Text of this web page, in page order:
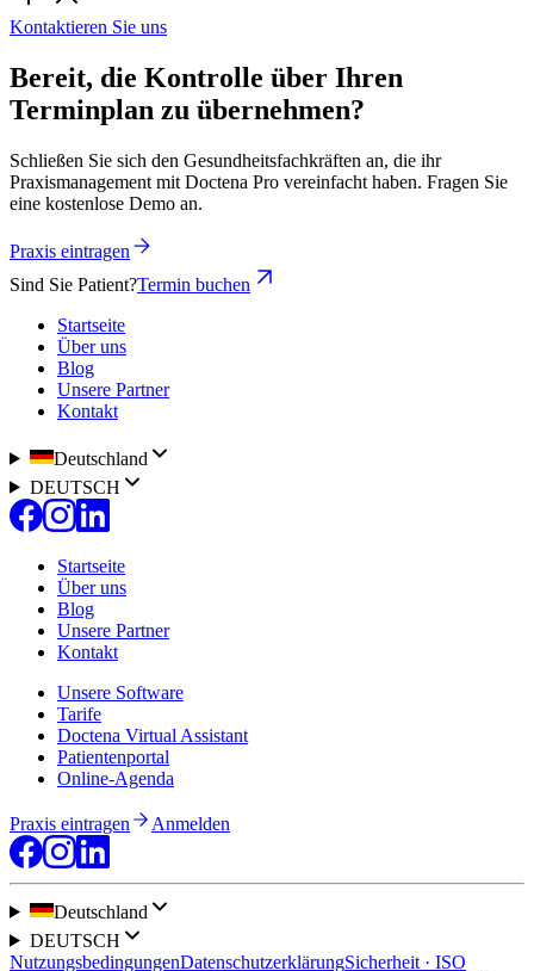
Kontaktieren Sie uns
Bereit, die Kontrolle über Ihren
Terminplan zu übernehmen?
Schließen Sie sich den Gesundheitsfachkräften an, die ihr
Praxismanagement mit Doctena Pro vereinfacht haben. Fragen Sie
eine kostenlose Demo an.
Praxis eintragen
Sind Sie Patient?Termin buchen
Startseite
Über uns
Blog
Unsere Partner
Kontakt
Deutschland
DEUTSCH
Startseite
Über uns
Blog
Unsere Partner
Kontakt
Unsere Software
Tarife
Doctena Virtual Assistant
Patientenportal
Online-Agenda
Praxis eintragen Anmelden
Deutschland
DEUTSCH
NutzungsbedingungenDatenschutzerklärungSicherheit · ISO